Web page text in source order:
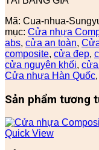
Mã: Cua-nhua-
mục: Cửa nhựa
abs, cửa an toàn,
composite, cửa đẹp,
cửa nguyên khối,
Cửa nhựa Hàn Quốc,
Sản phẩm tương
Quick View